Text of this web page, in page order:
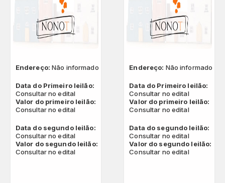
Endereço:Não informado
Data do Primeiro leilão:
Consultar no edital
Valor do primeiro leilão:
Consultar no edital
Data do segundo leilão:
Consultar no edital
Valor do segundo leilão:
Consultar no edital
Endereço: Não informado
Data do Primeiro leilão:
Consultar no edital
Valor do primeiro leilão:
Consultar no edital
Data do segundo leilão:
Consultar no edital
Valor do segundo leilão:
Consultar no edital
QUAL SUA LOCALIZAÇÃO?